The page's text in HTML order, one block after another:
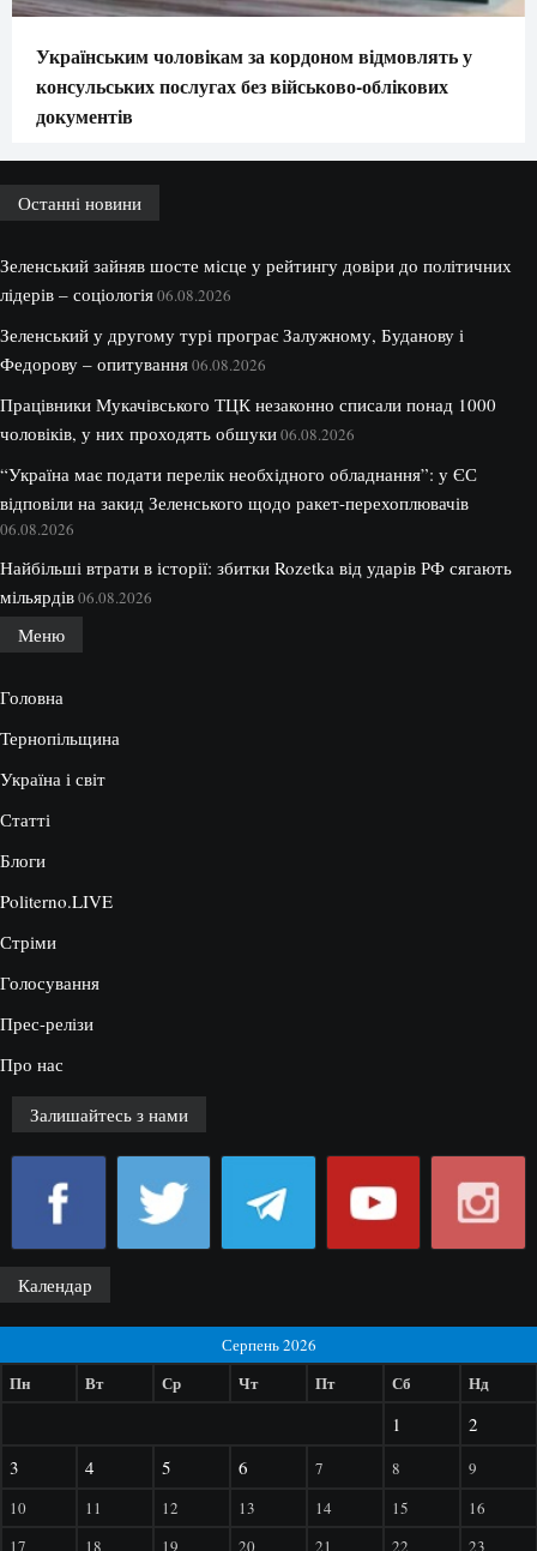
Українським чоловікам за кордоном відмовлять у
консульських послугах без військово-облікових
документів
Останні новини
Зеленський зайняв шосте місце у рейтингу довіри до політичних
лідерів – соціологія06.08.2026
Зеленський у другому турі програє Залужному, Буданову і
Федорову – опитування06.08.2026
Працівники Мукачівського ТЦК незаконно списали понад 1000
чоловіків, у них проходять обшуки06.08.2026
“Україна має подати перелік необхідного обладнання”: у ЄС
відповіли на закид Зеленського щодо ракет-перехоплювачів
06.08.2026
Найбільші втрати в історії: збитки Rozetka від ударів РФ сягають
мільярдів06.08.2026
Меню
Головна
Тернопільщина
Україна і світ
Статті
Блоги
Politerno.LIVE
Стріми
Голосування
Прес-релізи
Про нас
Залишайтесь з нами
Календар
Серпень 2026
Пн Вт Ср Чт Пт Сб Нд
1
2
3
4 5 6 7 8
9
10
11 12 13 14 15
16
17
18 19 20 21 22 23